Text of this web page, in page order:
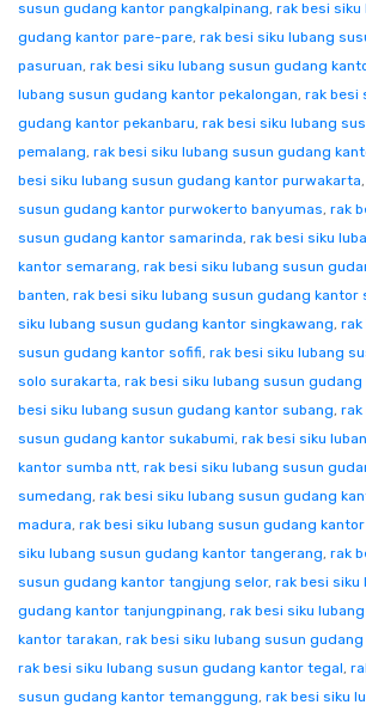
susun gudang kantor pangkalpinang, rak besi siku
gudang kantor pare-pare, rak besi siku lubang
pasuruan, rak besi siku lubang susun gudang
lubang susun gudang kantor pekalongan, rak besi
gudang kantor pekanbaru, rak besi siku lubang
pemalang, rak besi siku lubang susun gudang
besi siku lubang susun gudang kantor purwakarta,
susun gudang kantor purwokerto banyumas, rak
susun gudang kantor samarinda, rak besi siku
kantor semarang, rak besi siku lubang susun
banten, rak besi siku lubang susun gudang kantor
siku lubang susun gudang kantor singkawang, rak
susun gudang kantor sofifi, rak besi siku lubang
solo surakarta, rak besi siku lubang susun
besi siku lubang susun gudang kantor subang, rak
susun gudang kantor sukabumi, rak besi siku
kantor sumba ntt, rak besi siku lubang susun
sumedang, rak besi siku lubang susun gudang
madura, rak besi siku lubang susun gudang
siku lubang susun gudang kantor tangerang, rak
susun gudang kantor tangjung selor, rak besi siku
gudang kantor tanjungpinang, rak besi siku
kantor tarakan, rak besi siku lubang susun
rak besi siku lubang susun gudang kantor tegal,
susun gudang kantor temanggung, rak besi siku